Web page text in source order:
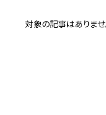
対象の記事はありま